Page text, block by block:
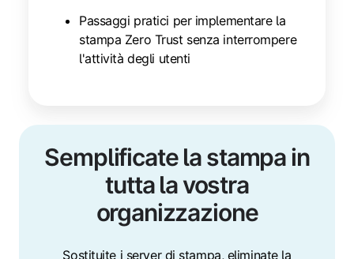
Passaggi pratici per implementare la
stampa Zero Trust senza interrompere
l'attività degli utenti
Semplificate la stampa in
tutta la vostra
organizzazione
Sostituite i server di stampa, eliminate la